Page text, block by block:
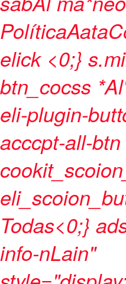
elick <0;}
btn_cocss
eli-plugin-
acccpt-all-btn
Todas<0;}
info-nLain"